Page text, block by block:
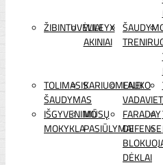
ŽIBINTUVĖLIAI
WILEYX
AKINIAI
TOLIMASIS
ŠAUDYMAS
KARIUOMENEI
LAUKO
IŠGYVENIMO
MOKYKLA
MŪSŲ
PASIŪLYMAI
FARADAY
DEFENSE
DĖKLAI